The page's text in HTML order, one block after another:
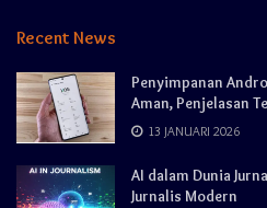
Recent News
Penyimpanan
Aman, Penjelasan
13 JANUARI 2026
AI dalam Dunia
Jurnalis Modern